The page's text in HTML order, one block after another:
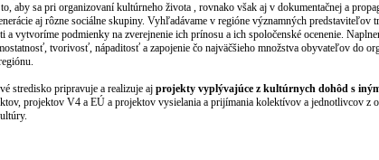
aby sa pri organizovaní kultúrneho života , rovnako však aj v dokumentačnej a
aj rôzne sociálne skupiny. Vyhľadávame v regióne významných predstaviteľov
a vytvoríme podmienky na zverejnenie ich prínosu a ich spoločenské ocenenie.
tvorivosť, nápaditosť a zapojenie čo najväčšieho množstva obyvateľov do
stredisko pripravuje a realizuje aj projekty vyplývajúce z kultúrnych dohôd s
projektov V4 a EÚ a projektov vysielania a prijímania kolektívov a jednotlivcov z